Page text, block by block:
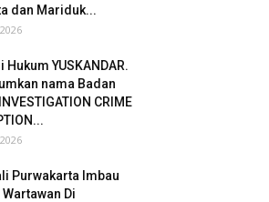
dan Mariduk...
Hukum YUSKANDAR.
nama Badan
CRIME
Purwakarta Imbau
Di